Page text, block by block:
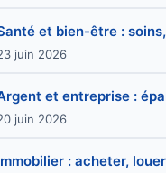
et bien-être :
juin 2026
et entreprise :
juin 2026
: acheter,